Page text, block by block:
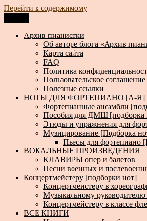
Перейти к содержимому
Архив пианистки
Всё для пианистов: ноты, книги, музыка,
Архив пианистки
Об авторе блога «Архив
Карта сайта
FAQ
Политика
Пользовательское соглашение
Полезные ссылки
НОТЫ ДЛЯ ФОРТЕПИАНО [А-Я]
Фортепианные ансамбли
Пособия для ДМШ [подборка
Этюды и упражнения для
Музицирование [Подборка
Пьесы для фортепиано
ВОКАЛЬНЫЕ ПРОИЗВЕДЕНИЯ
КЛАВИРЫ опер и балетов
Песни военных и
Концертмейстеру [подборки нот]
Концертмейстеру в
Музыкальному
Концертмейстеру в классе
ВСЕ КНИГИ